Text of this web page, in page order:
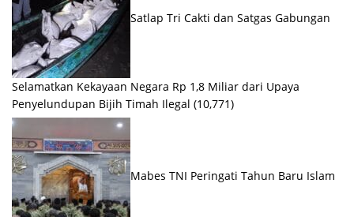
Satlap Tri Cakti dan Satgas Gabungan
Selamatkan Kekayaan Negara Rp 1,8 Miliar dari Upaya
Penyelundupan Bijih Timah Ilegal (10,771)
Mabes TNI Peringati Tahun Baru Islam